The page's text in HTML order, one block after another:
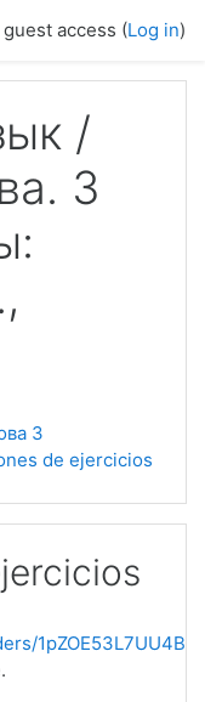
access (Log in)
/
3
3
de ejercicios